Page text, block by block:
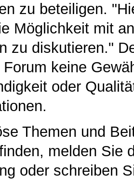
zu beteiligen.
Möglichkeit mit
zu diskutieren."
keine
oder
Themen und
melden Sie
oder schreiben